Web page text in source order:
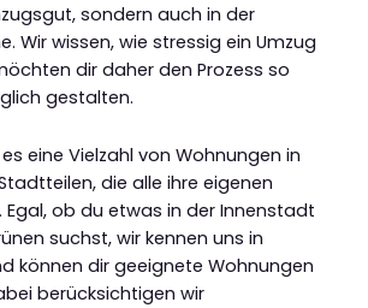
sondern auch in der
Wir wissen, wie stressig ein Umzug
dir daher den Prozess so
gestalten.
eine Vielzahl von Wohnungen in
die alle ihre eigenen
Egal, ob du etwas in der Innenstadt
suchst, wir kennen uns in
können dir geeignete Wohnungen
berücksichtigen wir